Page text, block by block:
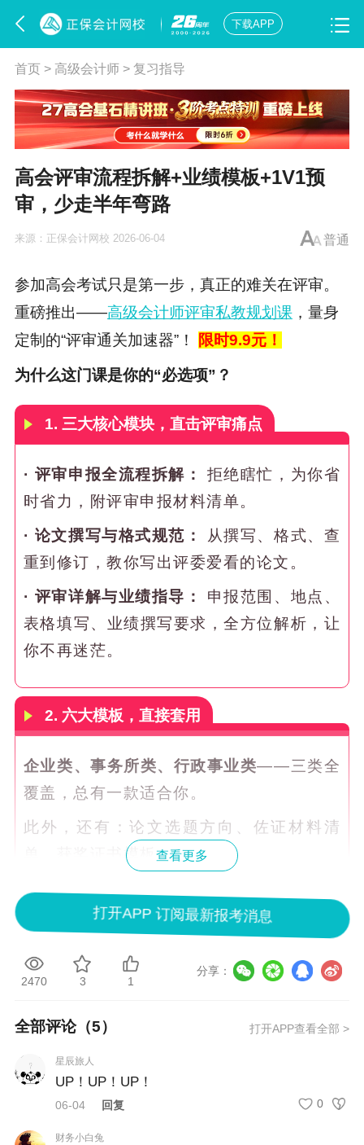
下载APP
首页> 高级会计师> 复习指导
高会评审流程拆解+业绩模板+1V1预
审，少走半年弯路
普通
来源： 正保会计网校 2026-06-04
参加高会考试只是第一步，真正的难关在评审。
重磅推出——高级会计师评审私教规划课，量身
定制的“评审通关加速器”！
限时9.9元！
为什么这门课是你的“必选项”？
1. 三大核心模块，直击评审痛点
· 评审申报全流程拆解：
拒绝瞎忙，为你省
时省力，附评审申报材料清单。
· 论文撰写与格式规范：
从撰写、格式、查
重到修订，教你写出评委爱看的论文。
· 评审详解与业绩指导：
申报范围、地点、
表格填写、业绩撰写要求，全方位解析，让
你不再迷茫。
2. 六大模板，直接套用
企业类、事务所类、行政事业类——三类全
覆盖，总有一款适合你。
此外，还有：论文选题方向、佐证材料清
单、获奖证书模板。
3. 专属服务，1V1咨询
报名后，你将获得 1V1专属老师指导 ！老师
响应速度快、专业答疑准、服务细节面面俱
查看更多
打开APP 订阅最新报考消息
2470 3 1
分享：
全部评论（5） 打开APP查看全部 >
星辰旅人
UP！UP！UP！
06-04 回复 0
财务小白兔